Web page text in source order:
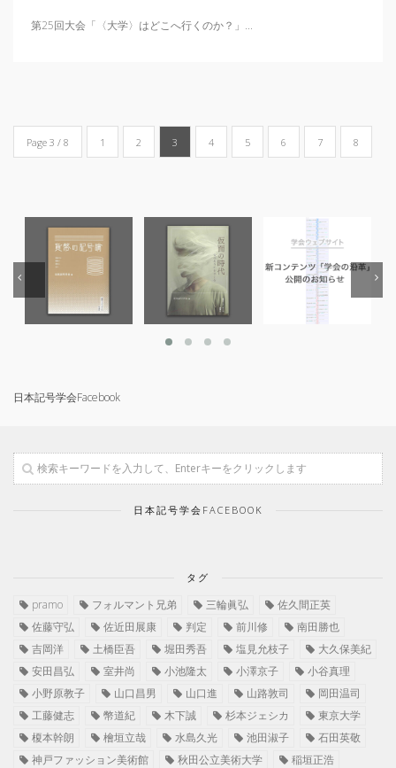
第25回大会「〈大学〉はどこへ行くのか？」...
Page 3 / 8 1 2 3 4 5 6 7 8
日本記号学会Facebook
日本記号学会FACEBOOK
タグ
pramo フォルマント兄弟 三輪眞弘
佐久間正英
佐藤守弘
佐近田展康 判定 前川修
南田勝也
吉岡洋
土橋臣吾 堀田秀吾 塩見允枝子
大久保美紀
安田昌弘
室井尚 小池隆太 小澤京子
小谷真理
小野原教子
山口昌男 山口進 山路敦司
岡田温司
工藤健志
幣道紀 木下誠 杉本ジェシカ
東京大学
榎本幹朗
檜垣立哉 水島久光 池田淑子
石田英敬
神戸ファッション美術館
秋田公立美術大学
稲垣正浩